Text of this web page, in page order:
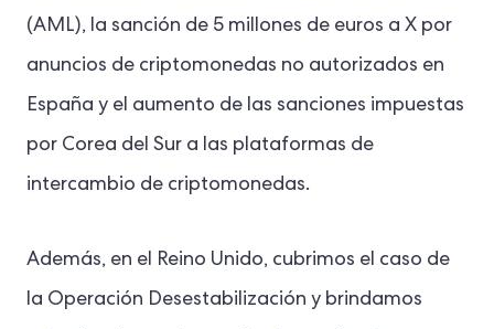
(AML), la sanción de 5 millones de euros a X por
anuncios de criptomonedas no autorizados en
España y el aumento de las sanciones impuestas
por Corea del Sur a las plataformas de
intercambio de criptomonedas.
Además, en el Reino Unido, cubrimos el caso de
la Operación Desestabilización y brindamos